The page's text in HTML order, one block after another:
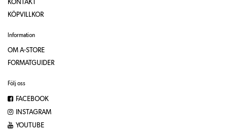
KONTAKT
KÖPVILLKOR
Information
OM A-STORE
FORMATGUIDER
Följ oss
FACEBOOK
INSTAGRAM
YOUTUBE